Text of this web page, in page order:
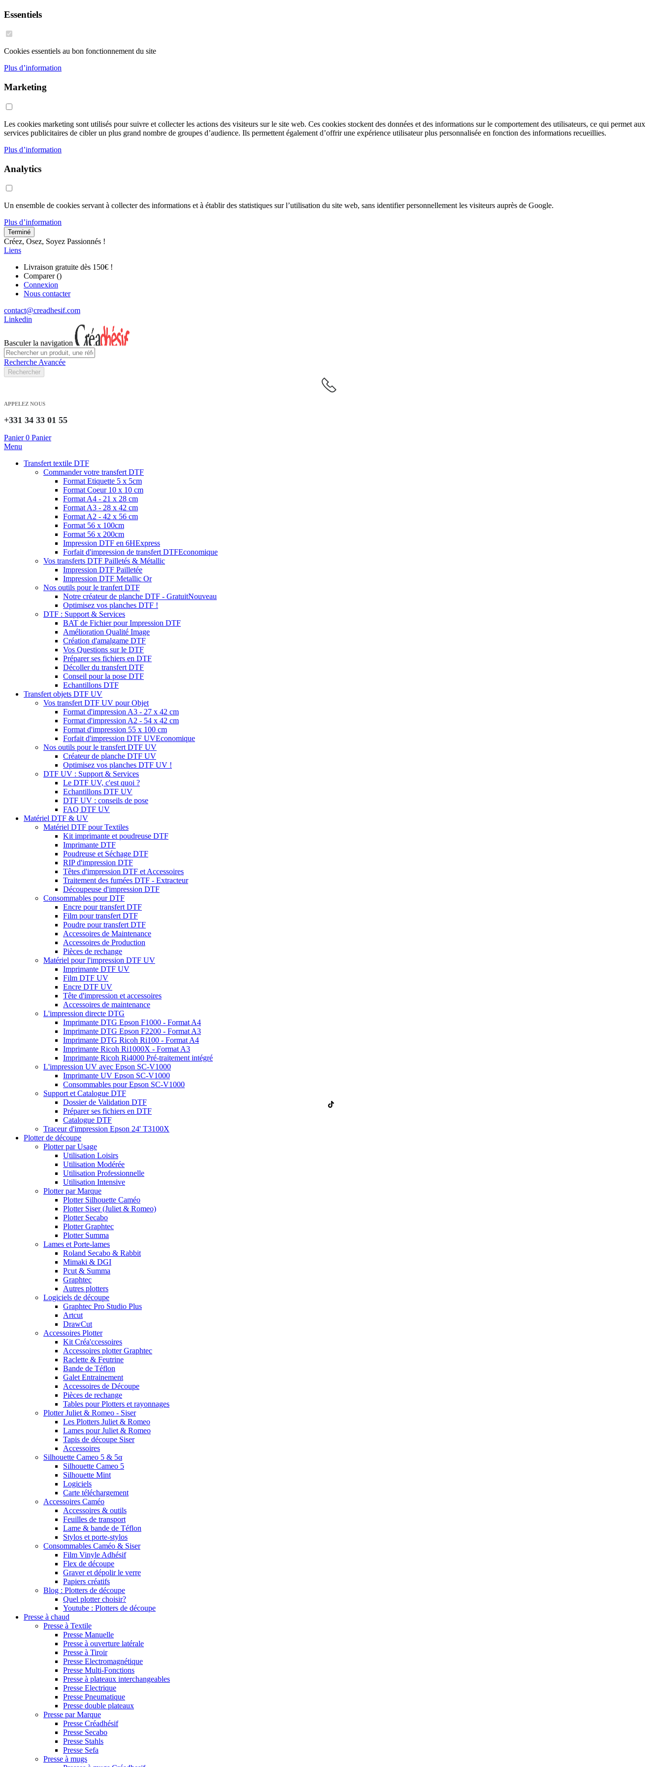
Essentiels
Cookies essentiels au bon fonctionnement du site
Plus d’information
Marketing
Les cookies marketing sont utilisés pour suivre et collecter les actions des visiteurs sur le site web. Ces cookies stockent des données et des informations sur le comportement des utilisateurs, ce qui permet aux
services publicitaires de cibler un plus grand nombre de groupes d’audience. Ils permettent également d’offrir une expérience utilisateur plus personnalisée en fonction des informations recueillies.
Plus d’information
Analytics
Un ensemble de cookies servant à collecter des informations et à établir des statistiques sur l’utilisation du site web, sans identifier personnellement les visiteurs auprès de Google.
Plus d’information
Terminé
Créez, Osez, Soyez Passionnés !
Liens
Livraison gratuite dès 150€ !
Comparer ()
Connexion
Nous contacter
contact@creadhesif.com
Linkedin
Basculer la navigation
Recherche Avancée
Rechercher
APPELEZ NOUS
+331 34 33 01 55
Panier 0 Panier
Menu
Transfert textile DTF
Commander votre transfert DTF
Format Etiquette 5 x 5cm
Format Coeur 10 x 10 cm
Format A4 - 21 x 28 cm
Format A3 - 28 x 42 cm
Format A2 - 42 x 56 cm
Format 56 x 100cm
Format 56 x 200cm
Impression DTF en 6HExpress
Forfait d'impression de transfert DTFEconomique
Vos transferts DTF Pailletés & Métallic
Impression DTF Pailletée
Impression DTF Metallic Or
Nos outils pour le tranfert DTF
Notre créateur de planche DTF - GratuitNouveau
Optimisez vos planches DTF !
DTF : Support & Services
BAT de Fichier pour Impression DTF
Amélioration Qualité Image
Création d'amalgame DTF
Vos Questions sur le DTF
Préparer ses fichiers en DTF
Décoller du transfert DTF
Conseil pour la pose DTF
Echantillons DTF
Transfert objets DTF UV
Vos transfert DTF UV pour Objet
Format d'impression A3 - 27 x 42 cm
Format d'impression A2 - 54 x 42 cm
Format d'impression 55 x 100 cm
Forfait d'impression DTF UVEconomique
Nos outils pour le transfert DTF UV
Créateur de planche DTF UV
Optimisez vos planches DTF UV !
DTF UV : Support & Services
Le DTF UV, c'est quoi ?
Echantillons DTF UV
DTF UV : conseils de pose
FAQ DTF UV
Matériel DTF & UV
Matériel DTF pour Textiles
Kit imprimante et poudreuse DTF
Imprimante DTF
Poudreuse et Séchage DTF
RIP d'impression DTF
Têtes d'impression DTF et Accessoires
Traitement des fumées DTF - Extracteur
Découpeuse d'impression DTF
Consommables pour DTF
Encre pour transfert DTF
Film pour transfert DTF
Poudre pour transfert DTF
Accessoires de Maintenance
Accessoires de Production
Pièces de rechange
Matériel pour l'impression DTF UV
Imprimante DTF UV
Film DTF UV
Encre DTF UV
Tête d'impression et accessoires
Accessoires de maintenance
L'impression directe DTG
Imprimante DTG Epson F1000 - Format A4
Imprimante DTG Epson F2200 - Format A3
Imprimante DTG Ricoh Ri100 - Format A4
Imprimante Ricoh Ri1000X - Format A3
Imprimante Ricoh Ri4000 Pré-traitement intégré
L'impression UV avec Epson SC-V1000
Imprimante UV Epson SC-V1000
Consommables pour Epson SC-V1000
Support et Catalogue DTF
Dossier de Validation DTF
Préparer ses fichiers en DTF
Catalogue DTF
Traceur d'impression Epson 24' T3100X
Plotter de découpe
Plotter par Usage
Utilisation Loisirs
Utilisation Modérée
Utilisation Professionnelle
Utilisation Intensive
Plotter par Marque
Plotter Silhouette Caméo
Plotter Siser (Juliet & Romeo)
Plotter Secabo
Plotter Graphtec
Plotter Summa
Lames et Porte-lames
Roland Secabo & Rabbit
Mimaki & DGI
Pcut & Summa
Graphtec
Autres plotters
Logiciels de découpe
Graphtec Pro Studio Plus
Artcut
DrawCut
Accessoires Plotter
Kit Créa'ccessoires
Accessoires plotter Graphtec
Raclette & Feutrine
Bande de Téflon
Galet Entrainement
Accessoires de Découpe
Pièces de rechange
Tables pour Plotters et rayonnages
Plotter Juliet & Romeo - Siser
Les Plotters Juliet & Romeo
Lames pour Juliet & Romeo
Tapis de découpe Siser
Accessoires
Silhouette Cameo 5 & 5α
Silhouette Cameo 5
Silhouette Mint
Logiciels
Carte téléchargement
Accessoires Caméo
Accessoires & outils
Feuilles de transport
Lame & bande de Téflon
Stylos et porte-stylos
Consommables Caméo & Siser
Film Vinyle Adhésif
Flex de découpe
Graver et dépolir le verre
Papiers créatifs
Blog : Plotters de découpe
Quel plotter choisir?
Youtube : Plotters de découpe
Presse à chaud
Presse à Textile
Presse Manuelle
Presse à ouverture latérale
Presse à Tiroir
Presse Electromagnétique
Presse Multi-Fonctions
Presse à plateaux interchangeables
Presse Electrique
Presse Pneumatique
Presse double plateaux
Presse par Marque
Presse Créadhésif
Presse Secabo
Presse Stahls
Presse Sefa
Presse à mugs